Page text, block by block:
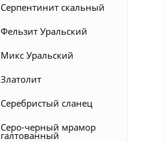
Серпентинит скальный
Фельзит Уральский
Микс Уральский
Златолит
Серебристый сланец
Серо-черный мрамор
галтованный